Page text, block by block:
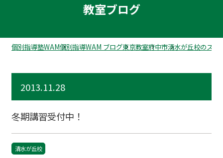
教室ブログ
個別指導塾WAM個別指導WAM ブログ東京教室府中市清水が丘校のスタ
2013.11.28
冬期講習受付中！
清水が丘校